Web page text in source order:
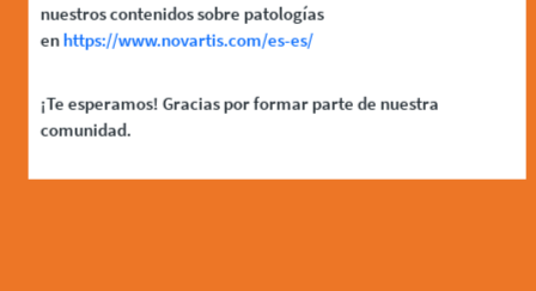
nuestros contenidos sobre patologías
enhttps://www.novartis.com/es-es/
¡Te esperamos! Gracias por formar parte de nuestra
comunidad.